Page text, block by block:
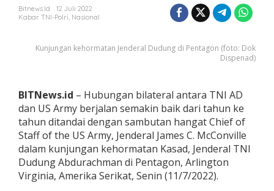
k
r
m
a
t
a
n
J
e
Bitnews.id
12 Juli 2022
Kabar TNI-Polri, Nasional
Kunjungan kehormatan Jenderal Dudung di Pentagon (foto: Dok
Dispenad)
BITNews.id – Hubungan bilateral antara TNI AD
dan US Army berjalan semakin baik dari tahun ke
tahun ditandai dengan sambutan hangat Chief of
Staff of the US Army, Jenderal James C. McConville
dalam kunjungan kehormatan Kasad, Jenderal TNI
Dudung Abdurachman di Pentagon, Arlington
Virginia, Amerika Serikat, Senin (11/7/2022).